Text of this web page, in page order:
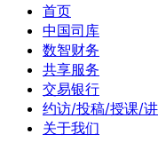
首页
中国司库
数智财务
共享服务
交易银行
约访/投稿/授课/
关于我们